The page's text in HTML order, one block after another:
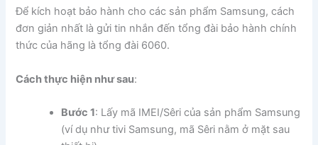
Để kích hoạt bảo hành cho các sản phẩm Samsung, cách
đơn giản nhất là gửi tin nhắn đến tổng đài bảo hành chính
thức của hãng là tổng đài 6060.
Cách thực hiện như sau:
Bước 1: Lấy mã IMEI/Sêri của sản phẩm Samsung
(ví dụ như tivi Samsung, mã Sêri nằm ở mặt sau